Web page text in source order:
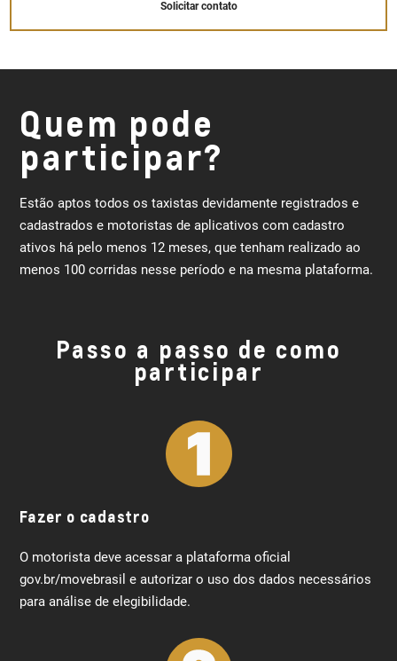
Solicitar contato
Quem pode
participar?
Estão aptos todos os taxistas devidamente registrados e
cadastrados e motoristas de aplicativos com cadastro
ativos há pelo menos 12 meses, que tenham realizado ao
menos 100 corridas nesse período e na mesma plataforma.
Passo a passo de como
participar
Fazer o cadastro
O motorista deve acessar a plataforma oficial
gov.br/movebrasil e autorizar o uso dos dados necessários
para análise de elegibilidade.